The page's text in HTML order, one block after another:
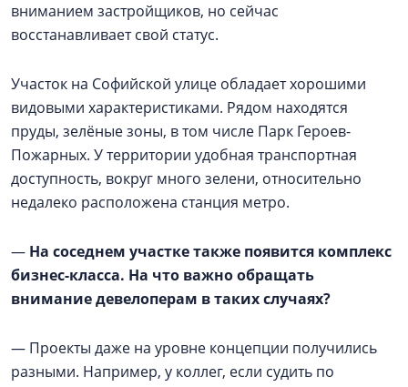
вниманием застройщиков, но сейчас
восстанавливает свой статус.
Участок на Софийской улице обладает хорошими
видовыми характеристиками. Рядом находятся
пруды, зелёные зоны, в том числе Парк Героев-
Пожарных. У территории удобная транспортная
доступность, вокруг много зелени, относительно
недалеко расположена станция метро.
— На соседнем участке также появится комплекс
бизнес-класса. На что важно обращать
внимание девелоперам в таких случаях?
— Проекты даже на уровне концепции получились
разными. Например, у коллег, если судить по